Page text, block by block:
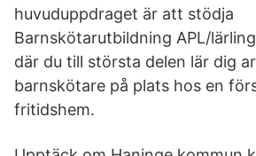
huvuduppdraget är att stödja
Barnskötarutbildning APL/
där du till största delen lär dig
barnskötare på plats hos en
fritidshem.